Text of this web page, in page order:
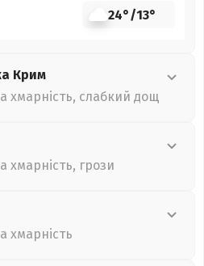
24°/13°
Крим
хмарність, слабкий дощ
хмарність, грози
хмарність